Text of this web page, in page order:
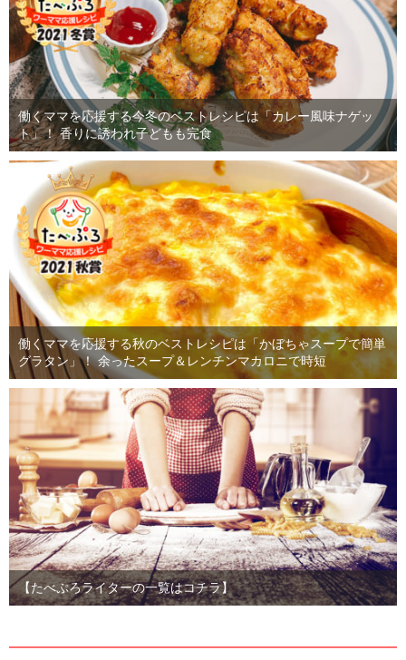
働くママを応援する今冬のベストレシピは「カレー風味ナゲッ
ト」！ 香りに誘われ子どもも完食
働くママを応援する秋のベストレシピは「かぼちゃスープで簡単
グラタン」！ 余ったスープ＆レンチンマカロニで時短
【たべぷろライターの一覧はコチラ】